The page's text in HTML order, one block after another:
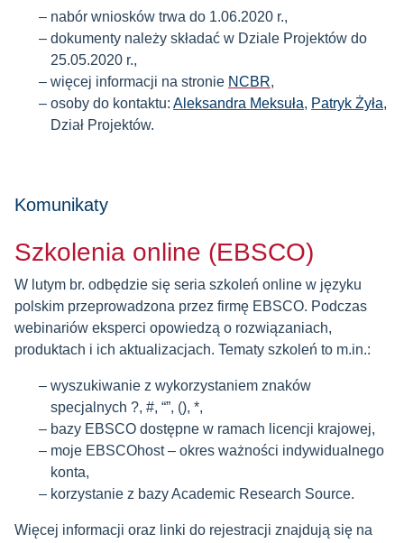
nabór wniosków trwa do 1.06.2020 r.,
dokumenty należy składać w Dziale Projektów do
25.05.2020 r.,
więcej informacji na stronie NCBR,
osoby do kontaktu: Aleksandra Meksuła, Patryk Żyła,
Dział Projektów.
Komunikaty
Szkolenia online (EBSCO)
W lutym br. odbędzie się seria szkoleń online w języku
polskim przeprowadzona przez firmę EBSCO. Podczas
webinariów eksperci opowiedzą o rozwiązaniach,
produktach i ich aktualizacjach. Tematy szkoleń to m.in.:
wyszukiwanie z wykorzystaniem znaków
specjalnych ?, #, “”, (), *,
bazy EBSCO dostępne w ramach licencji krajowej,
moje EBSCOhost – okres ważności indywidualnego
konta,
korzystanie z bazy Academic Research Source.
Więcej informacji oraz linki do rejestracji znajdują się na